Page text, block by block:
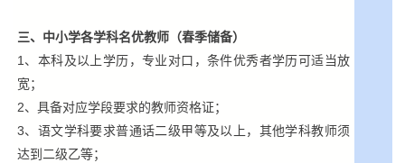
三、中小学各学科名优教师（春季储备）
1、本科及以上学历，专业对口，条件优秀者学历可适当放
宽；
2、具备对应学段要求的教师资格证；
3、语文学科要求普通话二级甲等及以上，其他学科教师须
达到二级乙等；